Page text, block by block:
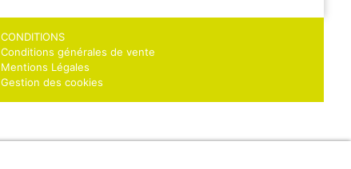
CONDITIONS
Conditions générales de vente
Mentions Légales
Gestion des cookies